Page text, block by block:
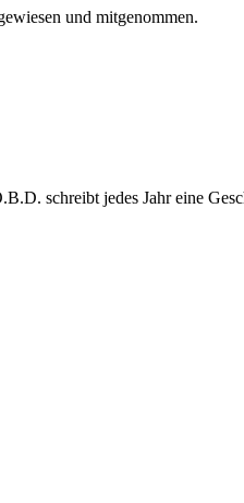
und mitgenommen.
schreibt jedes Jahr eine